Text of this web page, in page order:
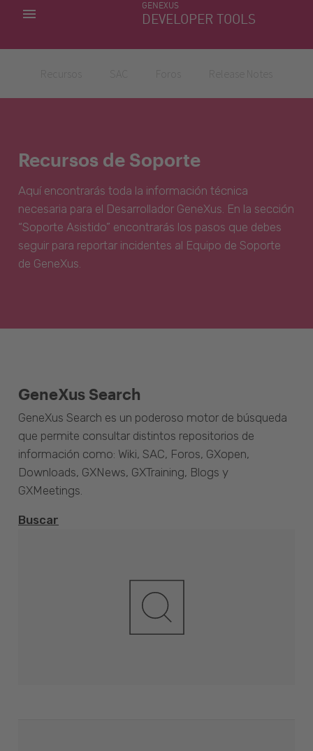
GENEXUS
DEVELOPER TOOLS
MIS APLICACIONES
Recursos de Soporte
Aquí encontrarás toda la información técnica
necesaria para el Desarrollador GeneXus. En la sección
“Soporte Asistido” encontrarás los pasos que debes
seguir para reportar incidentes al Equipo de Soporte
de GeneXus.
GeneXus Search
GeneXus Search es un poderoso motor de búsqueda
que permite consultar distintos repositorios de
información como: Wiki, SAC, Foros, GXopen,
Downloads, GXNews, GXTraining, Blogs y
GXMeetings.
Buscar